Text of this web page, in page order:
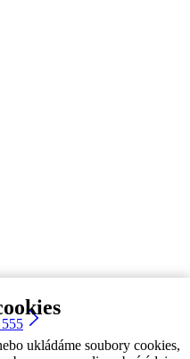
ukládáme soubory cookies,